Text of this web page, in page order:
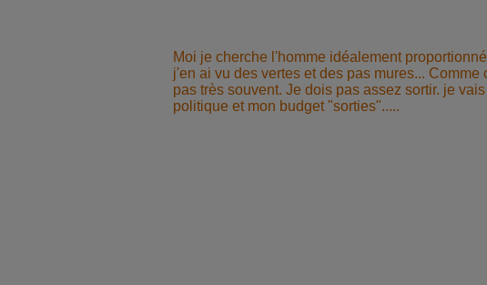
Moi je cherche l'homme idéalement
j'en ai vu des vertes et des pas mures... Comme
pas très souvent. Je dois pas assez sortir. je
politique et mon budget "sorties".....